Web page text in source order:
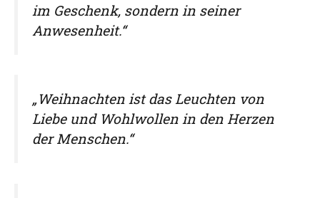
im Geschenk, sondern in seiner
Anwesenheit.“
„Weihnachten ist das Leuchten von
Liebe und Wohlwollen in den Herzen
der Menschen.“